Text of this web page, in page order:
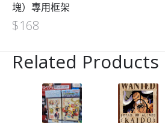
塊）專用框架
$168
Related Products